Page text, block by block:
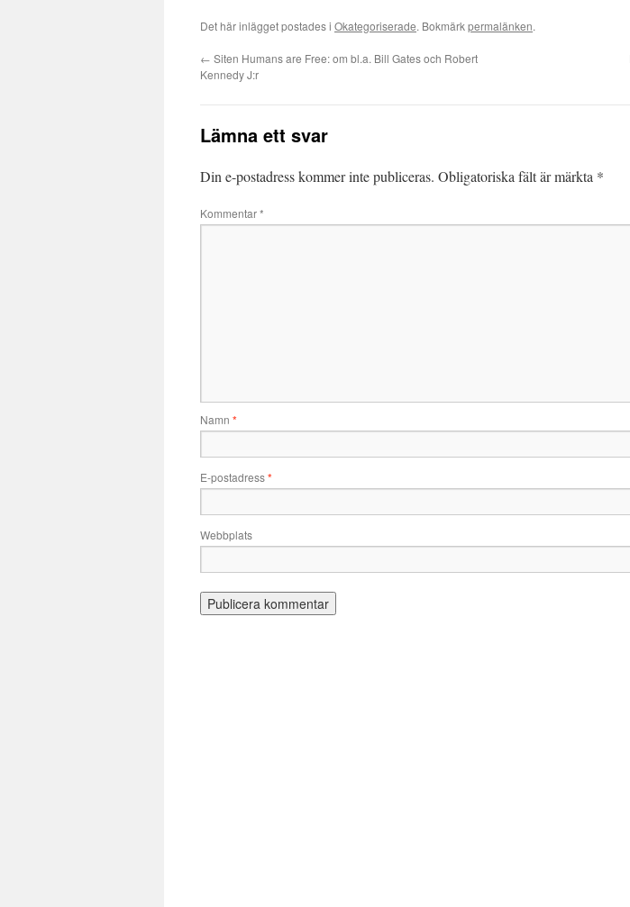
Det här inlägget postades i Okategoriserade. Bokmärkpermalänken.
← Siten Humans are Free: om bl.a. Bill Gates och Robert
Kennedy J:r
Lämna ett svar
Din e-postadress kommer inte publiceras. Obligatoriska fält är märkta *
Kommentar*
Namn *
E-postadress*
Webbplats